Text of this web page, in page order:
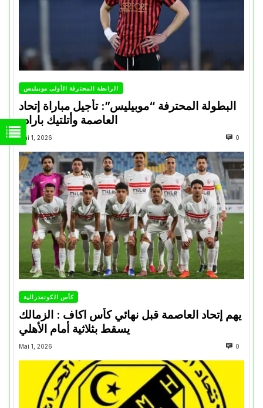
الرابطة المحترفة الأولى موبيليس
البطولة المحترفة “موبيليس”: تأجيل مباراة إتحاد
العاصمة وأتلتيك بارادو
Mai 1, 2026 0
كأس الكونفدرالية
يهم إتحاد العاصمة قبل نهائي كأس اكاف : الزمالك
Mai 1, 2026 0